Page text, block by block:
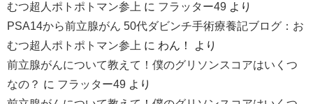
むつ超人ポトポトマン参上 に フラッター49 より
PSA14から前立腺がん 50代ダビンチ手術療養記ブログ：お
むつ超人ポトポトマン参上 に わん！
より
前立腺がんについて教えて！僕のグリソンスコアはいくつ
なの？ に フラッター49 より